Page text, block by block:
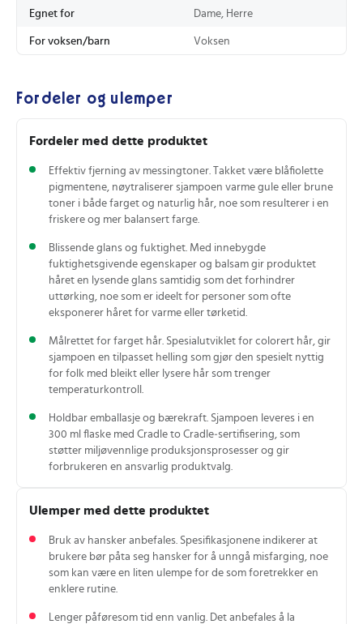
Egnet for Dame, Herre
For voksen/barn Voksen
Fordeler og ulemper
Fordeler med dette produktet
Effektiv fjerning av messingtoner. Takket være blåfiolette
pigmentene, nøytraliserer sjampoen varme gule eller brune
toner i både farget og naturlig hår, noe som resulterer i en
friskere og mer balansert farge.
Blissende glans og fuktighet. Med innebygde
fuktighetsgivende egenskaper og balsam gir produktet
håret en lysende glans samtidig som det forhindrer
uttørking, noe som er ideelt for personer som ofte
eksponerer håret for varme eller tørketid.
Målrettet for farget hår. Spesialutviklet for colorert hår, gir
sjampoen en tilpasset helling som gjør den spesielt nyttig
for folk med bleikt eller lysere hår som trenger
temperaturkontroll.
Holdbar emballasje og bærekraft. Sjampoen leveres i en
300 ml flaske med Cradle to Cradle‑sertifisering, som
støtter miljøvennlige produksjonsprosesser og gir
forbrukeren en ansvarlig produktvalg.
Ulemper med dette produktet
Bruk av hansker anbefales. Spesifikasjonene indikerer at
brukere bør påta seg hansker for å unngå misfarging, noe
som kan være en liten ulempe for de som foretrekker en
enklere rutine.
Lenger påføresom tid enn vanlig. Det anbefales å la